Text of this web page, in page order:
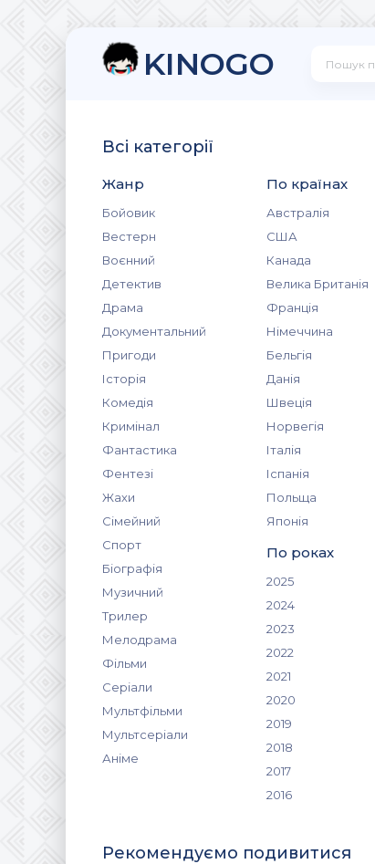
KINOGO
Всі категорії
Жанр
Бойовик
Вестерн
Воєнний
Детектив
Драма
Документальний
Пригоди
Історія
Комедія
Кримінал
Фантастика
Фентезі
Жахи
Сімейний
Спорт
Біографія
Музичний
Трилер
Мелодрама
Фільми
Серіали
Мультфільми
Мультсеріали
Аніме
По країнах
Австралія
США
Канада
Велика Британія
Франція
Німеччина
Бельгія
Данія
Швеція
Норвегія
Італія
Іспанія
Польща
Японія
По роках
2025
2024
2023
2022
2021
2020
2019
2018
2017
2016
Рекомендуємо подивитися